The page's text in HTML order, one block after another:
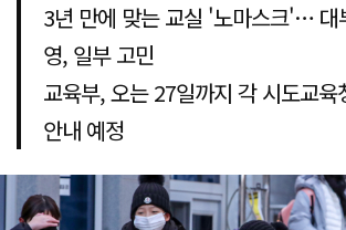
3년 만에 맞는 교실 '노마스크'… 대
영, 일부 고민
교육부, 오는 27일까지 각 시도교육
안내 예정